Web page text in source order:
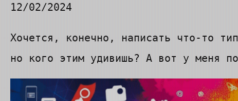
12/02/2024
Хочется, конечно, написать что-то
но кого этим удивишь? А вот у меня